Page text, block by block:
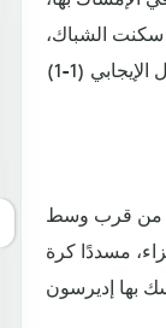
سكنت الشباك،
من قرب وسط
مسددًا كرة